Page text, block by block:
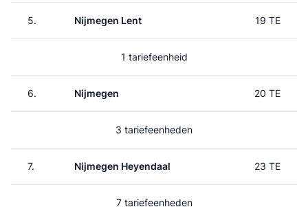
5. Nijmegen Lent 19 TE
1 tariefeenheid
6. Nijmegen 20 TE
3 tariefeenheden
7. Nijmegen Heyendaal 23 TE
7 tariefeenheden